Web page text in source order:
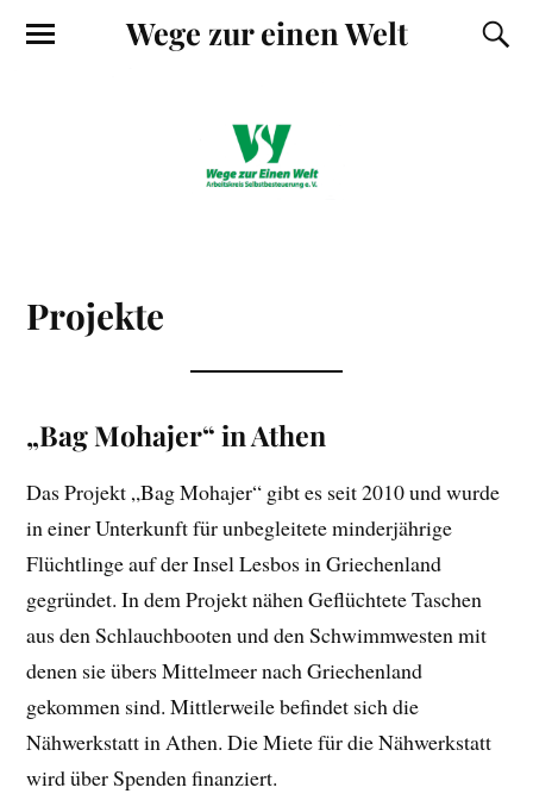
Wege zur einen Welt
Projekte
„Bag Mohajer“ in Athen
Das Projekt „Bag Mohajer“ gibt es seit 2010 und wurde
in einer Unterkunft für unbegleitete minderjährige
Flüchtlinge auf der Insel Lesbos in Griechenland
gegründet. In dem Projekt nähen Geflüchtete Taschen
aus den Schlauchbooten und den Schwimmwesten mit
denen sie übers Mittelmeer nach Griechenland
gekommen sind. Mittlerweile befindet sich die
Nähwerkstatt in Athen. Die Miete für die Nähwerkstatt
wird über Spenden finanziert.